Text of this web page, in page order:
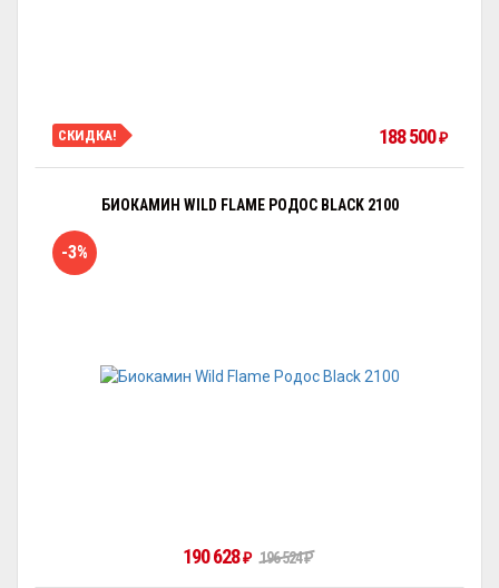
СКИДКА! 188 500₽
БИОКАМИН WILD FLAME РОДОС BLACK 2100
-3%
190 628₽ 196 524₽